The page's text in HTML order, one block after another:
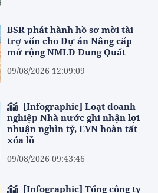
BSR phát hành hồ sơ mời tài
trợ vốn cho Dự án Nâng cấp
mở rộng NMLD Dung Quất
09/08/2026 12:09:09
nghiệp Nhà nước ghi nhận lợi
nhuận nghìn tỷ, EVN hoàn tất
xóa lỗ
09/08/2026 09:43:46